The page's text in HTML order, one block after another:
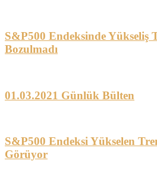
S&P500 Endeksinde Yükseliş
Bozulmadı
01.03.2021 Günlük Bülten
S&P500 Endeksi Yükselen
Görüyor